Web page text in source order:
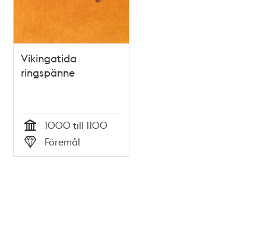
Vikingatida
ringspänne
Tid
1000 till 1100
Typ
Föremål